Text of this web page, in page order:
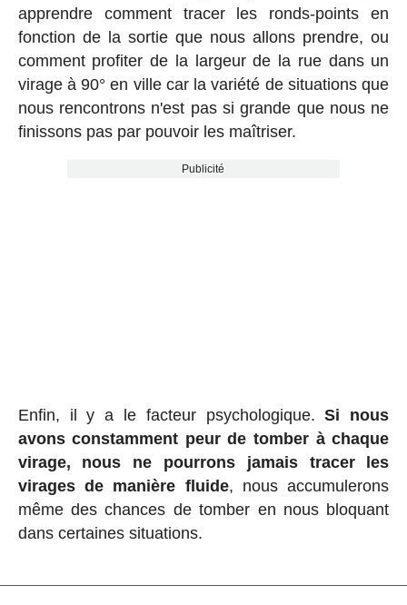
apprendre comment tracer les ronds-points en
fonction de la sortie que nous allons prendre, ou
comment profiter de la largeur de la rue dans un
virage à 90° en ville car la variété de situations que
nous rencontrons n'est pas si grande que nous ne
finissons pas par pouvoir les maîtriser.
Publicité
Enfin, il y a le facteur psychologique.Si nous
avons constamment peur de tomber à chaque
virage, nous ne pourrons jamais tracer les
virages de manière fluide, nous accumulerons
même des chances de tomber en nous bloquant
dans certaines situations.